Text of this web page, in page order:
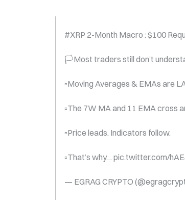
#XRP 2-Month Macro : $100
🏳️Most traders still don’t
▫️Moving Averages & EMAs are
▫️The 7W MA and 11 EMA cross
▫️Price leads. Indicators follow.
▫️That’s why… pic.twitter.com/
— EGRAG CRYPTO